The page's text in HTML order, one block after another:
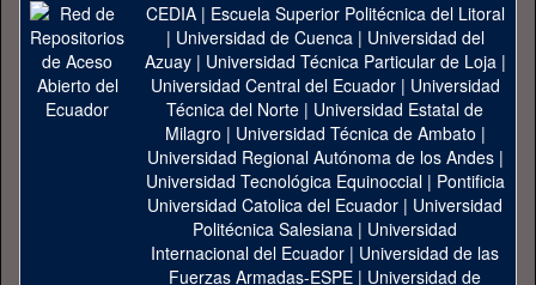
CEDIA| Escuela Superior Politécnica del Litoral
| Universidad de Cuenca| Universidad del
Azuay| Universidad Técnica Particular de Loja|
Universidad Central del Ecuador| Universidad
Técnica del Norte | Universidad Estatal de
Milagro | Universidad Técnica de Ambato |
Universidad Regional Autónoma de los Andes|
Universidad Tecnológica Equinoccial| Pontificia
Universidad Catolica del Ecuador | Universidad
Politécnica Salesiana | Universidad
Internacional del Ecuador | Universidad de las
Fuerzas Armadas-ESPE | Universidad de